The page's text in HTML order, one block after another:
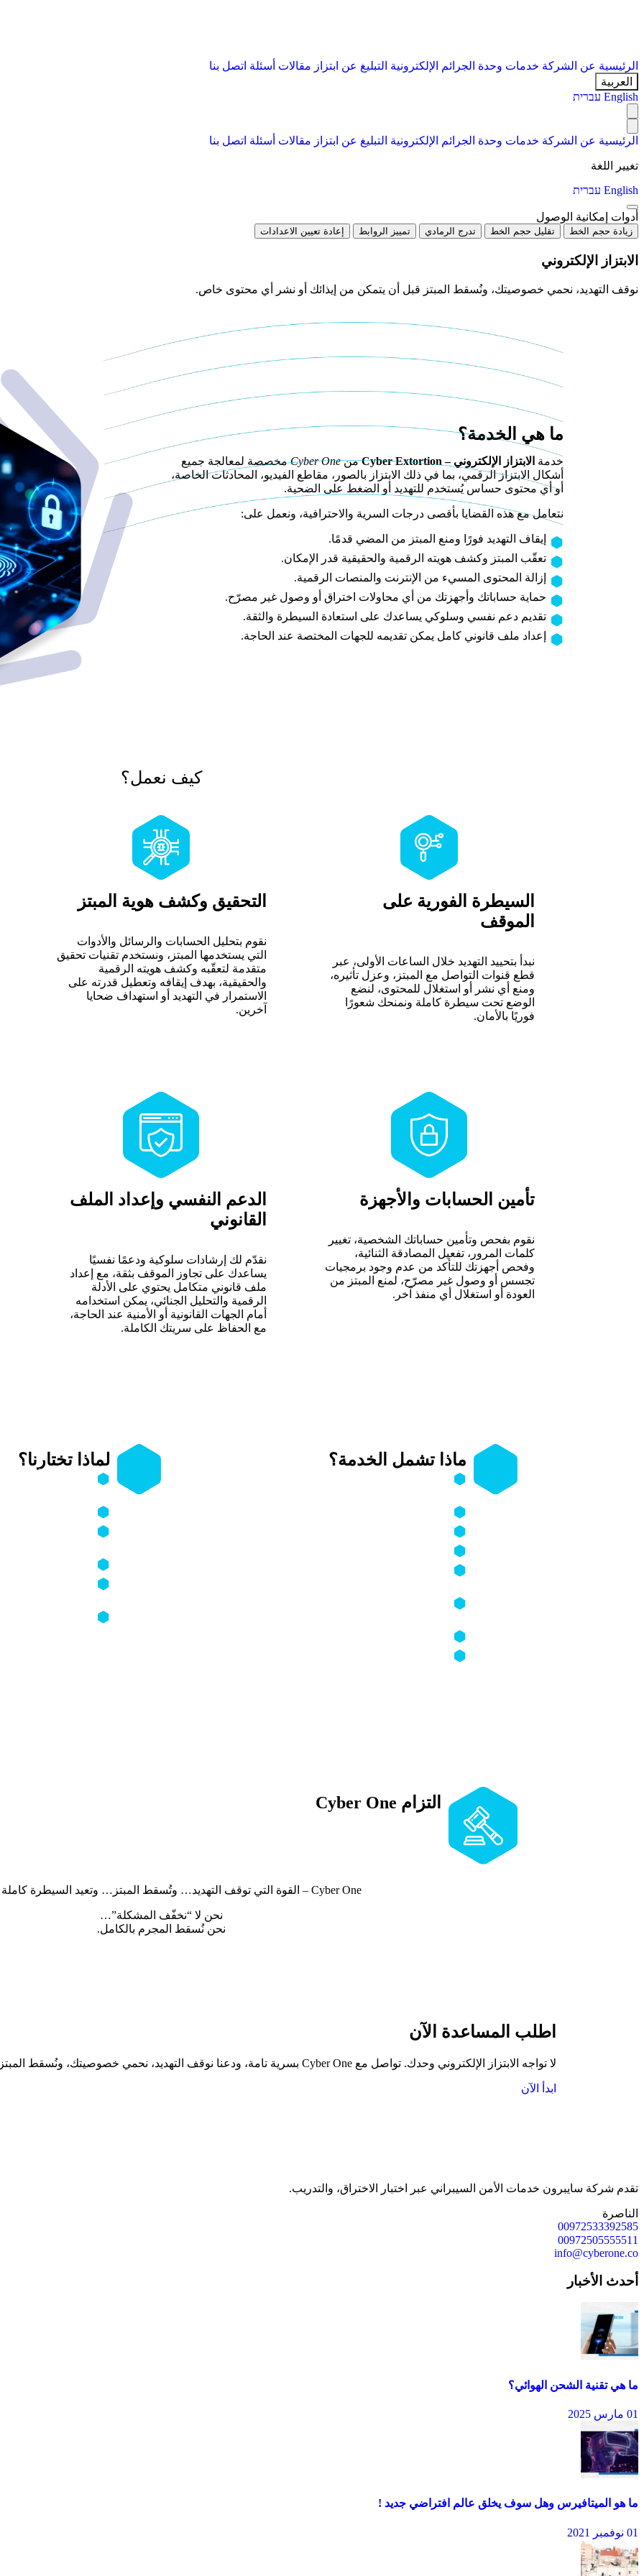
الرئيسية عن الشركة خدمات وحدة الجرائم الإلكترونية التبليغ عن ابتزاز مقالات أسئلة اتصل بنا
العربية
English עברית
الرئيسية عن الشركة خدمات وحدة الجرائم الإلكترونية التبليغ عن ابتزاز مقالات أسئلة اتصل بنا
تغيير اللغة
English עברית
أدوات إمكانية الوصول
زيادة حجم الخط تقليل حجم الخط تدرج الرمادي تمييز الروابط إعادة تعيين الاعدادات
الابتزاز الإلكتروني
نوقف التهديد، نحمي خصوصيتك، ونُسقط المبتز قبل أن يتمكن من إيذائك أو نشر أي محتوى خاص.
ما هي الخدمة؟
خدمة الابتزاز الإلكتروني – Cyber Extortion منCyber Oneمخصصة لمعالجة جميع
أشكال الابتزاز الرقمي، بما في ذلك الابتزاز بالصور، مقاطع الفيديو، المحادثات الخاصة،
أو أي محتوى حساس يُستخدم للتهديد أو الضغط على الضحية.
نتعامل مع هذه القضايا بأقصى درجات السرية والاحترافية، ونعمل على:
إيقاف التهديد فورًا ومنع المبتز من المضي قدمًا.
تعقّب المبتز وكشف هويته الرقمية والحقيقية قدر الإمكان.
إزالة المحتوى المسيء من الإنترنت والمنصات الرقمية.
حماية حساباتك وأجهزتك من أي محاولات اختراق أو وصول غير مصرّح.
تقديم دعم نفسي وسلوكي يساعدك على استعادة السيطرة والثقة.
إعداد ملف قانوني كامل يمكن تقديمه للجهات المختصة عند الحاجة.
كيف نعمل؟
السيطرة الفورية على
الموقف
نبدأ بتحييد التهديد خلال الساعات الأولى، عبر
قطع قنوات التواصل مع المبتز، وعزل تأثيره،
ومنع أي نشر أو استغلال للمحتوى، لنضع
الوضع تحت سيطرة كاملة ونمنحك شعورًا
فوريًا بالأمان.
التحقيق وكشف هوية المبتز
نقوم بتحليل الحسابات والرسائل والأدوات
التي يستخدمها المبتز، ونستخدم تقنيات تحقيق
متقدمة لتعقّبه وكشف هويته الرقمية
والحقيقية، بهدف إيقافه وتعطيل قدرته على
الاستمرار في التهديد أو استهداف ضحايا
آخرين.
تأمين الحسابات والأجهزة
نقوم بفحص وتأمين حساباتك الشخصية، تغيير
كلمات المرور، تفعيل المصادقة الثنائية،
وفحص أجهزتك للتأكد من عدم وجود برمجيات
تجسس أو وصول غير مصرّح، لمنع المبتز من
العودة أو استغلال أي منفذ آخر.
الدعم النفسي وإعداد الملف
القانوني
نقدّم لك إرشادات سلوكية ودعمًا نفسيًا
يساعدك على تجاوز الموقف بثقة، مع إعداد
ملف قانوني متكامل يحتوي على الأدلة
الرقمية والتحليل الجنائي، يمكن استخدامه
أمام الجهات القانونية أو الأمنية عند الحاجة،
مع الحفاظ على سريتك الكاملة.
ماذا تشمل الخدمة؟ لماذا تختارنا؟
التزام Cyber One
Cyber One – القوة التي توقف التهديد… وتُسقط المبتز… وتعيد السيطرة كاملة للضحية.
نحن لا “نخفّف المشكلة”…
نحن نُسقط المجرم بالكامل.
اطلب المساعدة الآن
لا تواجه الابتزاز الإلكتروني وحدك. تواصل مع Cyber One بسرية تامة، ودعنا نوقف التهديد، نحمي خصوصيتك، ونُسقط المبتز قبل أن يتمكن من إيذائك.
ابدأ الآن
تقدم شركة سايبرون خدمات الأمن السيبراني عبر اختبار الاختراق، والتدريب.
الناصرة
00972533392585
00972505555511
info@cyberone.co
أحدث الأخبار
ما هي تقنية الشحن الهوائي؟
01 مارس 2025
ما هو الميتافيرس وهل سوف يخلق عالم افتراضي جديد !
01 نوفمبر 2021